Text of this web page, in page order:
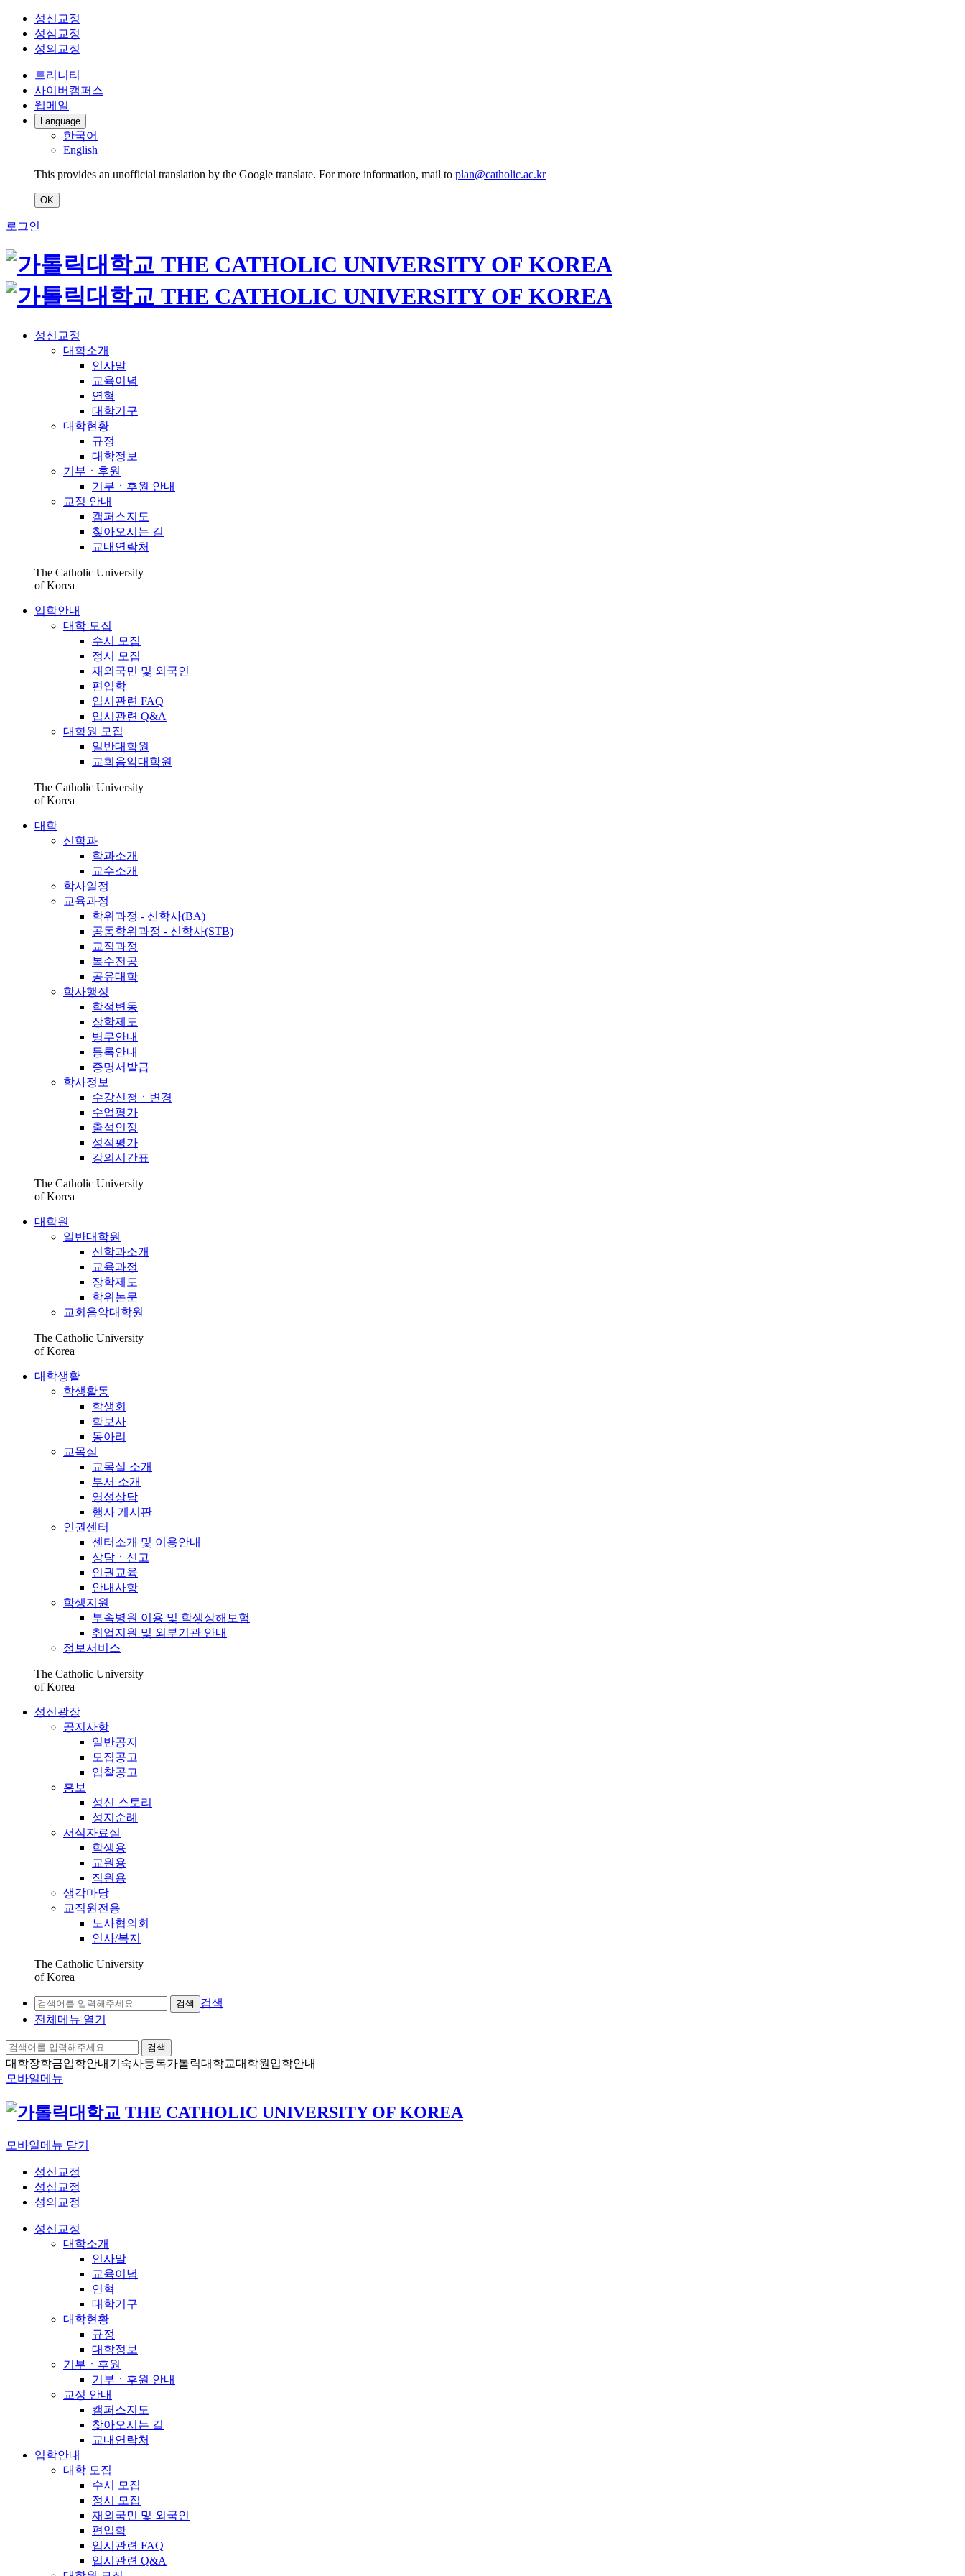
성신교정
성심교정
성의교정
트리니티
사이버캠퍼스
웹메일
Language
한국어
English
This provides an unofficial translation by the Google translate. For more information, mail to plan@catholic.ac.kr
OK
로그인
성신교정
대학소개
인사말
교육이념
연혁
대학기구
대학현황
규정
대학정보
기부ㆍ후원
기부ㆍ후원 안내
교정 안내
캠퍼스지도
찾아오시는 길
교내연락처
The Catholic University
of Korea
입학안내
대학 모집
수시 모집
정시 모집
재외국민 및 외국인
편입학
입시관련 FAQ
입시관련 Q&A
대학원 모집
일반대학원
교회음악대학원
The Catholic University
of Korea
대학
신학과
학과소개
교수소개
학사일정
교육과정
학위과정 - 신학사(BA)
공동학위과정 - 신학사(STB)
교직과정
복수전공
공유대학
학사행정
학적변동
장학제도
병무안내
등록안내
증명서발급
학사정보
수강신청ㆍ변경
수업평가
출석인정
성적평가
강의시간표
The Catholic University
of Korea
대학원
일반대학원
신학과소개
교육과정
장학제도
학위논문
교회음악대학원
The Catholic University
of Korea
대학생활
학생활동
학생회
학보사
동아리
교목실
교목실 소개
부서 소개
영성상담
행사 게시판
인권센터
센터소개 및 이용안내
상담ㆍ신고
인권교육
안내사항
학생지원
부속병원 이용 및 학생상해보험
취업지원 및 외부기관 안내
정보서비스
The Catholic University
of Korea
성신광장
공지사항
일반공지
모집공고
입찰공고
홍보
성신 스토리
성지순례
서식자료실
학생용
교원용
직원용
생각마당
교직원전용
노사협의회
인사/복지
The Catholic University
of Korea
검색
검색
전체메뉴 열기
검색
대학장학금입학안내 기숙사등록가톨릭대학교대학원입학안내
모바일메뉴
모바일메뉴 닫기
성신교정
성심교정
성의교정
성신교정
대학소개
인사말
교육이념
연혁
대학기구
대학현황
규정
대학정보
기부ㆍ후원
기부ㆍ후원 안내
교정 안내
캠퍼스지도
찾아오시는 길
교내연락처
입학안내
대학 모집
수시 모집
정시 모집
재외국민 및 외국인
편입학
입시관련 FAQ
입시관련 Q&A